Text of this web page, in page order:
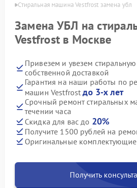
Стиральная машина Vestfrost замена убл
Замена УБЛ на
Vestfrost в Москве
Привезем и увезем
собственной доставкой
Гарантия на наши работы по
машин Vestfrostдо 3-х лет
Срочный ремонт стиральных
течении часа
Скидка для вас до 20%
Получите 1500 рублей на
Оригинальные
Получить